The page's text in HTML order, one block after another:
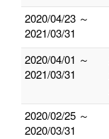
2020/04/23 ～
2021/03/31
2020/04/01 ～
2021/03/31
2020/02/25 ～
2020/03/31